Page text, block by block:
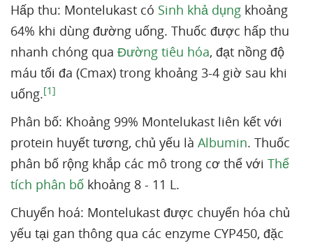
Hấp thu: Montelukast có Sinh khả dụng khoảng
64% khi dùng đường uống. Thuốc được hấp thu
nhanh chóng qua Đường tiêu hóa, đạt nồng độ
máu tối đa (Cmax) trong khoảng 3-4 giờ sau khi
uống.[1]
Phân bố: Khoảng 99% Montelukast liên kết với
protein huyết tương, chủ yếu là Albumin. Thuốc
phân bố rộng khắp các mô trong cơ thể với Thể
tích phân bố khoảng 8 - 11 L.
Chuyển hoá: Montelukast được chuyển hóa chủ
yếu tại gan thông qua các enzyme CYP450, đặc